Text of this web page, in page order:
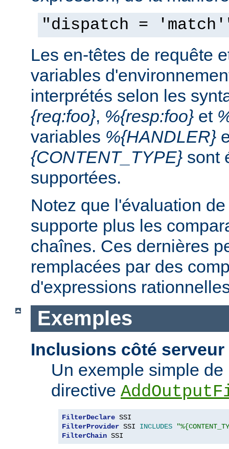
"dispatch =
Les en-têtes de requête
variables
interprétés selon les
{req:foo}, %{resp:foo} et
variables %{HANDLER}
{CONTENT_TYPE} sont
supportées.
Notez que l'évaluation
supporte plus les
chaînes. Ces dernières
remplacées par des
d'expressions
Exemples
Inclusions côté serveur
Un exemple simple
directive
FilterDeclare
FilterProvider SSI INCLUDES
FilterChain SSI